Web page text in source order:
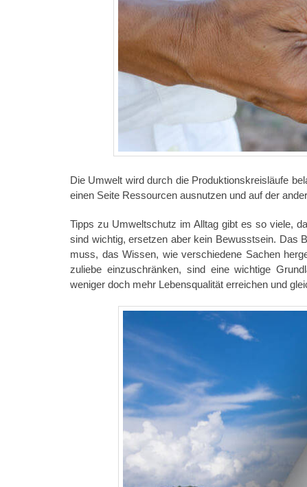
Die Umwelt wird durch die Produktionskreisläufe
einen Seite Ressourcen ausnutzen und auf der
Tipps zu Umweltschutz im Alltag gibt es so viele,
sind wichtig, ersetzen aber kein Bewusstsein. Das
muss, das Wissen, wie verschiedene Sachen
zuliebe einzuschränken, sind eine wichtige
weniger doch mehr Lebensqualität erreichen und